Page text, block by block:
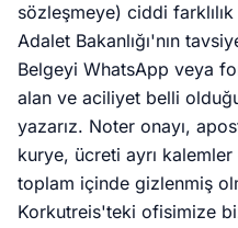
sözleşmeye) ciddi
Adalet Bakanlığı'nın
Belgeyi WhatsApp veya
alan ve aciliyet belli
yazarız. Noter onayı,
kurye, ücreti ayrı
toplam içinde gizlenmiş
Korkutreis'teki ofisimize